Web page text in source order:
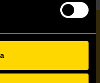
nyhetsbrev